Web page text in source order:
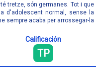
tretze, són germanes. Tot i que
d'adolescent normal, sense la
sempre acaba per arrossegar-la
Calificación
TP